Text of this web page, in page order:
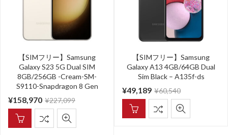
【SIMフリー】Samsung
Galaxy S23 5G Dual SIM
8GB/256GB -Cream-SM-
S9110-Snapdragon 8 Gen
¥158,970 ¥227,099
【SIMフリー】Samsung
Galaxy A13 4GB/64GB Dual
Sim Black – A135f-ds
¥49,189 ¥60,540